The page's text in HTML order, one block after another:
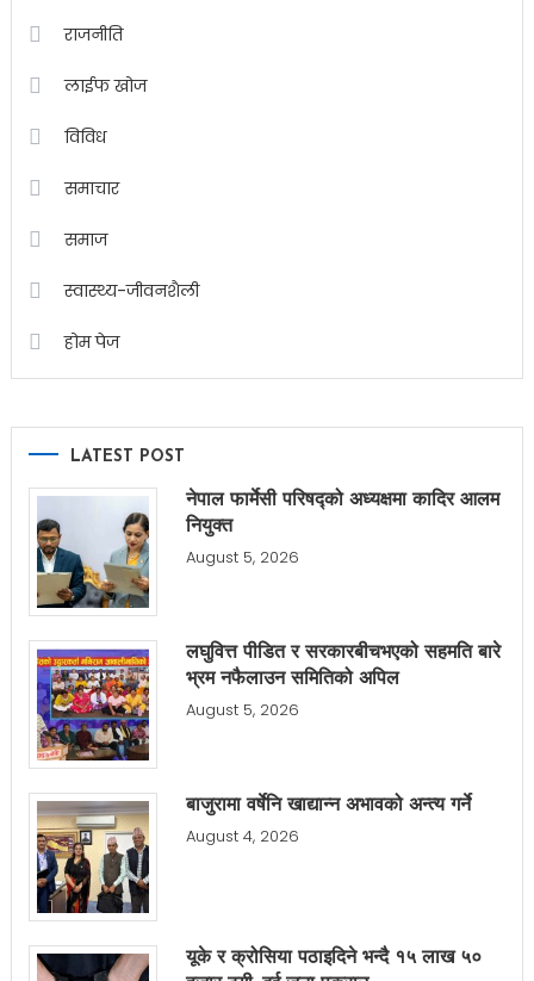
राजनीति
लाईफ खोज
विविध
समाचार
समाज
स्वास्थ्य-जीवनशैली
होम पेज
LATEST POST
नेपाल फार्मेसी परिषद्को अध्यक्षमा कादिर आलम
नियुक्त
August 5, 2026
लघुवित्त पीडित र सरकारबीचभएको सहमति बारे
भ्रम नफैलाउन समितिको अपिल
August 5, 2026
बाजुरामा वर्षेनि खाद्यान्न अभावको अन्त्य गर्ने
August 4, 2026
यूके र क्रोसिया पठाइदिने भन्दै १५ लाख ५०